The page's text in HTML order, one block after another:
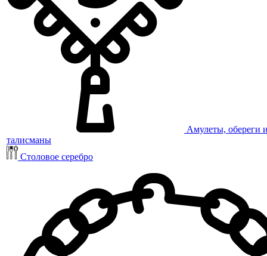
Амулеты, обереги
талисманы
Столовое серебро